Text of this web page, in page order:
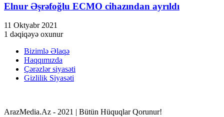
Elnur Əşrəfoğlu ECMO cihazından ayrıldı
11 Oktyabr 2021
1 dəqiqəyə oxunur
Bizimlə Əlaqə
Haqqımızda
Çərəzlər siyasəti
Gizlilik Siyasəti
ArazMedia.Az - 2021 | Bütün Hüquqlar Qorunur!